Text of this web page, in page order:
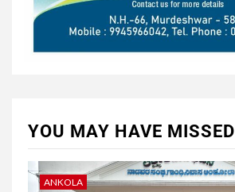
YOU MAY HAVE MISSED
ANKOLA